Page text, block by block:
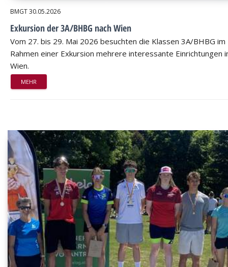
BMGT30.05.2026
Exkursion der 3A/BHBG nach Wien
Vom 27. bis 29. Mai 2026 besuchten die Klassen 3A/BHBG im
Rahmen einer Exkursion mehrere interessante Einrichtungen
Wien.
MEHR